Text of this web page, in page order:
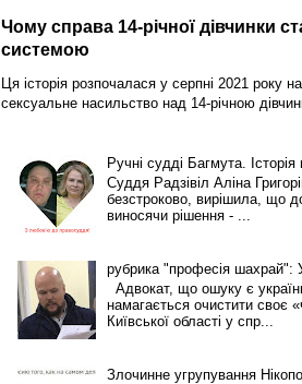
Чому справа 14-річної дівчинки
системою
Ця історія розпочалася у серпні 2021 року
сексуальне насильство над 14-річною
Ручні судді Багмута.
Суддя Радзівіл Аліна
безстроково, вирішила, що
виносячи рішення - ...
рубрика "професія шахрай":
Адвокат, що ошуку є
намагається очистити своє
Київської області у спр...
Злочинне угрупування